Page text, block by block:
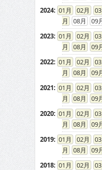
2024: 01 02 03
08
09
2023: 01 02 03
08
09
2022: 01 02 03
08
09
2021: 01 02 03
08
09
2020: 01 02 03
08
09
2019: 01 02 03
08
09
2018: 01 02 03